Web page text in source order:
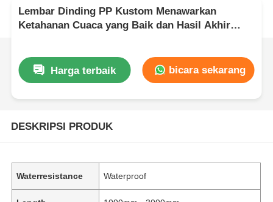
Lembar Dinding PP Kustom Menawarkan
Ketahanan Cuaca yang Baik dan Hasil Akhir
Harga terbaik
bicara sekarang
DESKRIPSI PRODUK
Waterresistance Waterproof